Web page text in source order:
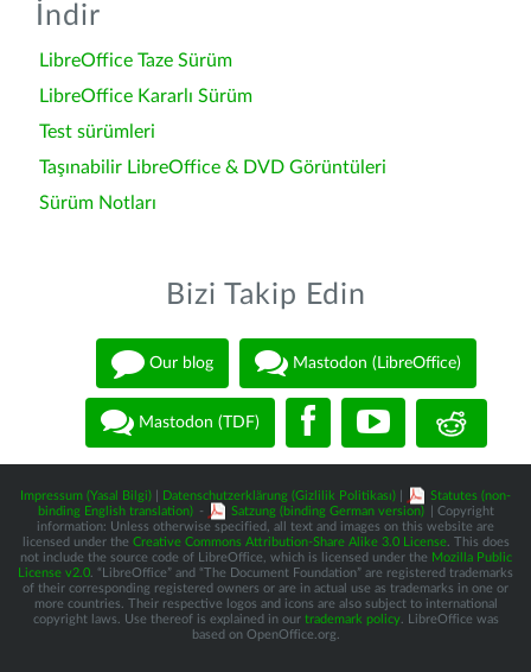
İndir
LibreOffice Taze Sürüm
LibreOffice Kararlı Sürüm
Test sürümleri
Taşınabilir LibreOffice & DVD Görüntüleri
Sürüm Notları
Bizi Takip Edin
Our blog Mastodon (LibreOffice)
Mastodon (TDF)
Impressum (Yasal Bilgi) Datenschutzerklärung (Gizlilik Politikası)
Statutes (non-
binding English translation) - Satzung (binding German version)
| Copyright
information: Unless otherwise specified, all text and images on this website are
licensed under the Creative Commons Attribution-Share Alike 3.0 License. This does
not include the source code of LibreOffice, which is licensed under the Mozilla Public
License v2.0 . “LibreOffice” and “The Document Foundation” are registered trademarks
of their corresponding registered owners or are in actual use as trademarks in one or
more countries. Their respective logos and icons are also subject to international
copyright laws. Use thereof is explained in our trademark policy. LibreOffice was
based on OpenOffice.org.